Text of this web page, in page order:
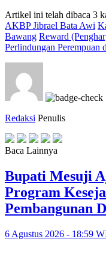
Artikel ini telah dibaca 3
AKBP Jibrael Bata Awi
Bawang Reward
Perlindungan Perempuan
Redaksi Penulis
Baca Lainnya
Bupati Mesuji
Program
Pembangunan
6 Agustus 2026 - 18:59